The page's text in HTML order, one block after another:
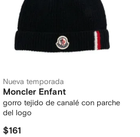
Nueva temporada
Moncler Enfant
gorro tejido de canalé con parche
del logo
$161